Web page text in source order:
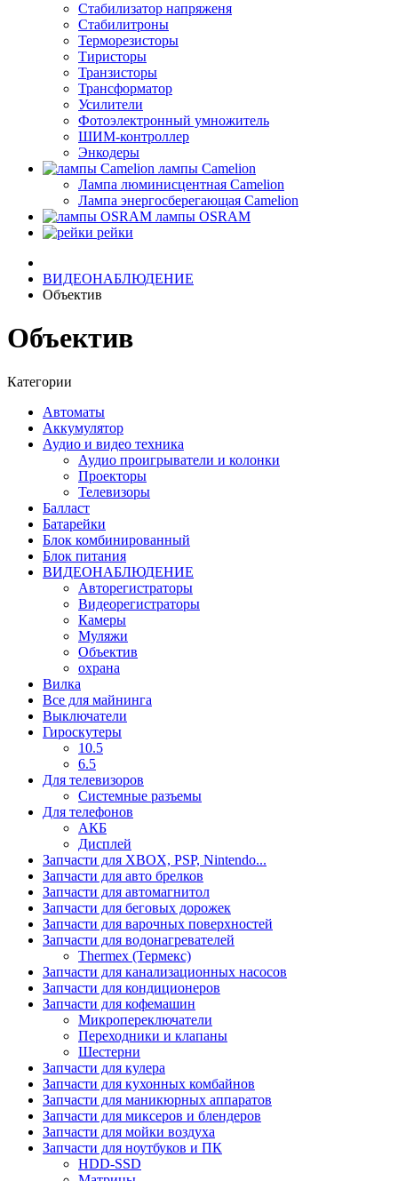
Стабилизатор напряженя
Стабилитроны
Терморезисторы
Тиристоры
Транзисторы
Трансформатор
Усилители
Фотоэлектронный умножитель
ШИМ-контроллер
Энкодеры
лампы Camelion
Лампа люминисцентная Сamelion
Лампа энергосберегающая Сamelion
лампы OSRAM
рейки
ВИДЕОНАБЛЮДЕНИЕ
Объектив
Объектив
Категории
Автоматы
Аккумулятор
Аудио и видео техника
Аудио проигрыватели и колонки
Проекторы
Телевизоры
Балласт
Батарейки
Блок комбинированный
Блок питания
ВИДЕОНАБЛЮДЕНИЕ
Авторегистраторы
Видеорегистраторы
Камеры
Муляжи
Объектив
охрана
Вилка
Все для майнинга
Выключатели
Гироскутеры
10.5
6.5
Для телевизоров
Системные разъемы
Для телефонов
АКБ
Дисплей
Запчасти для XBOX, PSP, Nintendo...
Запчасти для авто брелков
Запчасти для автомагнитол
Запчасти для беговых дорожек
Запчасти для варочных поверхностей
Запчасти для водонагревателей
Thermex (Термекс)
Запчасти для канализационных насосов
Запчасти для кондиционеров
Запчасти для кофемашин
Микропереключатели
Переходники и клапаны
Шестерни
Запчасти для кулера
Запчасти для кухонных комбайнов
Запчасти для маникюрных аппаратов
Запчасти для миксеров и блендеров
Запчасти для мойки воздуха
Запчасти для ноутбуков и ПК
HDD-SSD